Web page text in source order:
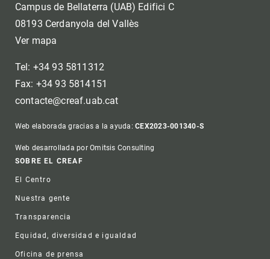
Campus de Bellaterra (UAB) Edifici C
08193 Cerdanyola del Vallès
Ver mapa
Tel: +34 93 5811312
Fax: +34 93 5814151
contacte@creaf.uab.cat
Web elaborada gracias a la ayuda:CEX2023-001340-S
Web desarrollada por Omitsis Consulting
Footer
SOBRE EL CREAF
El Centro
Nuestra gente
Transparencia
Equidad, diversidad e igualdad
Oficina de prensa